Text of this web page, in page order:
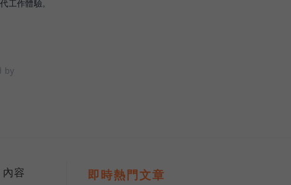
工作體驗。
by
容
即時熱門文章